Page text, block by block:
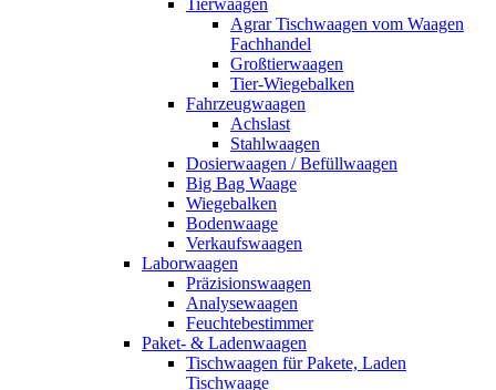
Tierwaagen
Agrar Tischwaagen vom Waagen
Fachhandel
Großtierwaagen
Tier-Wiegebalken
Fahrzeugwaagen
Achslast
Stahlwaagen
Dosierwaagen / Befüllwaagen
Big Bag Waage
Wiegebalken
Bodenwaage
Verkaufswaagen
Laborwaagen
Präzisionswaagen
Analysewaagen
Feuchtebestimmer
Paket- & Ladenwaagen
Tischwaagen für Pakete, Laden
Tischwaage